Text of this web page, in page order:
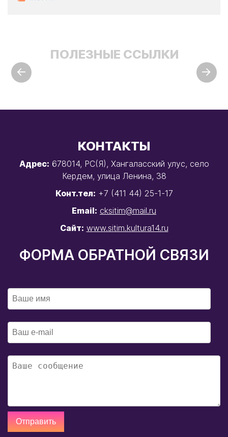
ПОЛЕЗНЫЕ ССЫЛКИ
КОНТАКТЫ
Адрес: 678014, РС(Я), Хангаласский улус, село
Кердем, улица Ленина, 38
Конт.тел: +7 (411 44) 25-1-17
Email: cksitim@mail.ru
Сайт: www.sitim.kultura14.ru
ФОРМА ОБРАТНОЙ СВЯЗИ